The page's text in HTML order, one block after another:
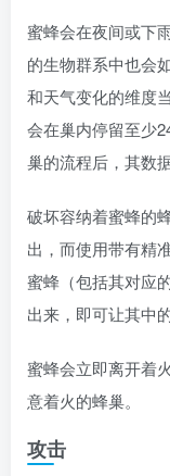
蜜蜂会在夜间或下
的生物群系中也会
和天气变化的维度
会在巢内停留至少
巢的流程后，其数
破坏容纳着蜜蜂的
出，而使用带有精
蜜蜂（包括其对应
出来，即可让其中
蜜蜂会立即离开着
意着火的蜂巢。
攻击